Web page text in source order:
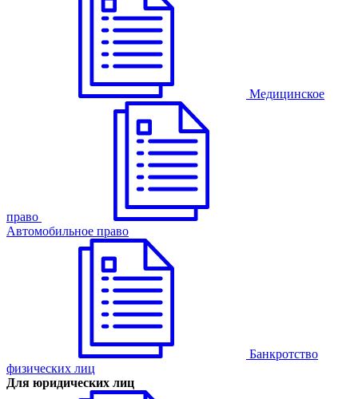
Медицинское
право
Автомобильное право
Банкротство
физических лиц
Для юридических лиц